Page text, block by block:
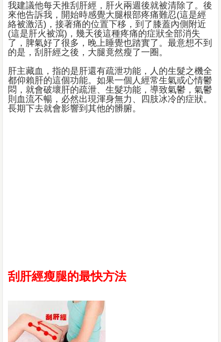
我建議他每天推刮肝經，肝火兩週後就被清除了。後
來他告訴我，開始時感覺大腿根部疼痛難忍(這是經
絡被激活)，接著痛的位置下移，到了膝蓋內側附近
(這是肝火被瀉)，幾天後這種疼痛的症狀全部消失
了，脾氣好了很多，晚上睡覺也踏實了。最意想不到
的是，刮肝經之後，大腿竟然瘦了一圈。
肝主藏血，指的是肝還有疏泄功能，人的生髮之機全
都仰賴肝的這個功能。如果一個人經常生氣或心情鬱
悶，就會破壞肝的疏泄、生髮功能，導致氣鬱，氣鬱
則血流不暢，必然出現渾身無力、四肢冰冷的症狀。
長期下去就會影響到其他的髒腑。
刮肝經瘦腿的最快方法